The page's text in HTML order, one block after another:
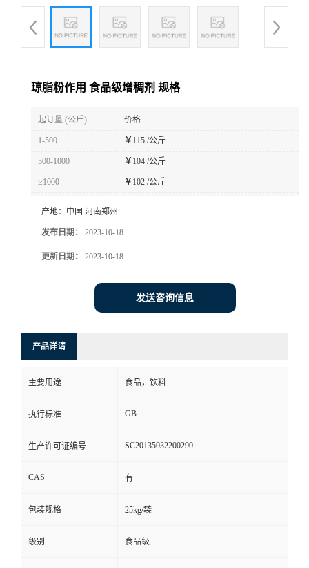
琼脂粉作用 食品级增稠剂 规格
起订量 (公斤) 价格
1-500 ￥ 115 /公斤
500-1000 ￥ 104 /公斤
≥1000 ￥ 102 /公斤
产地： 中国 河南郑州
发布日期： 2023-10-18
更新日期： 2023-10-18
发送咨询信息
产品详请
主要用途 食品，饮料
执行标准 GB
生产许可证编号 SC20135032200290
CAS 有
包装规格 25kg/袋
级别 食品级